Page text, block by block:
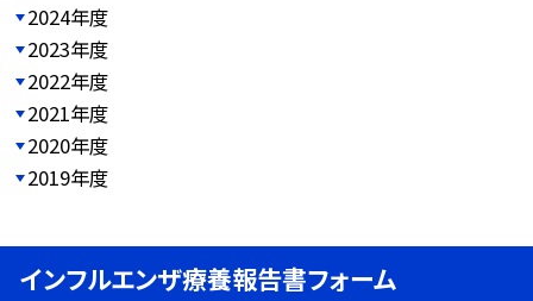
2024年度
2023年度
2022年度
2021年度
2020年度
2019年度
インフルエンザ療養報告書フォーム